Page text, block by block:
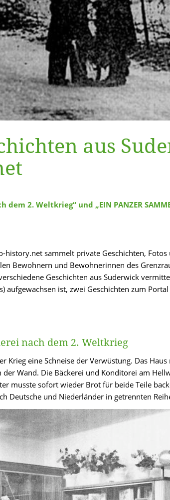
aus
2. Weltkrieg“ und „EIN PANZER
sammelt private Geschichten,
Bewohnern und Bewohnerinnen des
Geschichten aus Suderwick
aufgewachsen ist, zwei Geschichten zum
nach dem 2. Weltkrieg
Krieg eine Schneise der Verwüstung. Das
Wand. Die Bäckerei und Konditorei am
musste sofort wieder Brot für beide Teile
Deutsche und Niederländer in getrennten